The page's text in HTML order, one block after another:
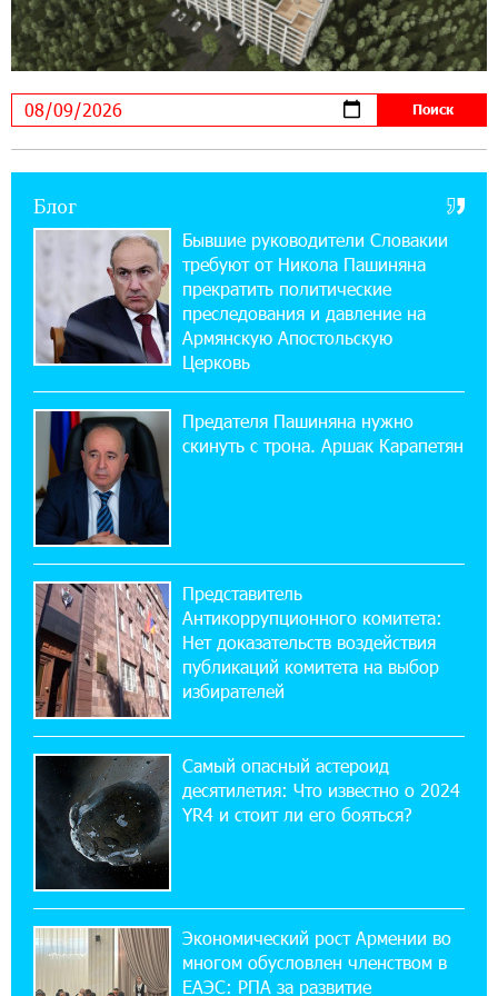
Seaside Startup Summit
10:12:55 3-08-2026
В мобильном приложении Юнибанка теперь
можно зарегистрироваться также с помощью
«Бесплатные бонусы в играх»: IDBank
предупреждает о кибератаках на школьников
11:21:15 31-07-2026
ЕАЭС со временем будет расширяться. Когда-
нибудь это поймёт и рядовой армянин, но
11:03:52 31-07-2026
Если Израиль использует тему Геноцида
армян против Эрдогана, то что для него
значит сам Геноцид?
17:16:14 30-07-2026
ВТБ (Армения): вклад «Стабильный» — до
10% годовых и оформление в мобильном
приложении
17:03:49 30-07-2026
Платформа Rate.Trading на Seaside Startup
14:44:13 29-07-2026
Состоялось открытие Khachaturian Rooftop
при поддержке IDBank
18:38:18 28-07-2026
Пашинян ты упустил свой шанс уйти
спокойно. Аршак Карапетян
Блог
Бывшие руководители Словакии
требуют от Никола Пашиняна
прекратить политические
преследования и давление на
Армянскую Апостольскую
Церковь
Предателя Пашиняна нужно
скинуть с трона. Аршак Карапетян
Представитель
Антикоррупционного комитета:
Нет доказательств воздействия
публикаций комитета на выбор
избирателей
Самый опасный астероид
десятилетия: Что известно о 2024
YR4 и стоит ли его бояться?
Экономический рост Армении во
многом обусловлен членством в
ЕАЭС: РПА за развитие